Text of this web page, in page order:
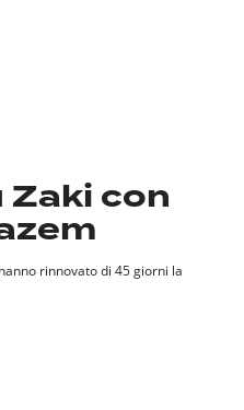
con
rinnovato di 45 giorni la